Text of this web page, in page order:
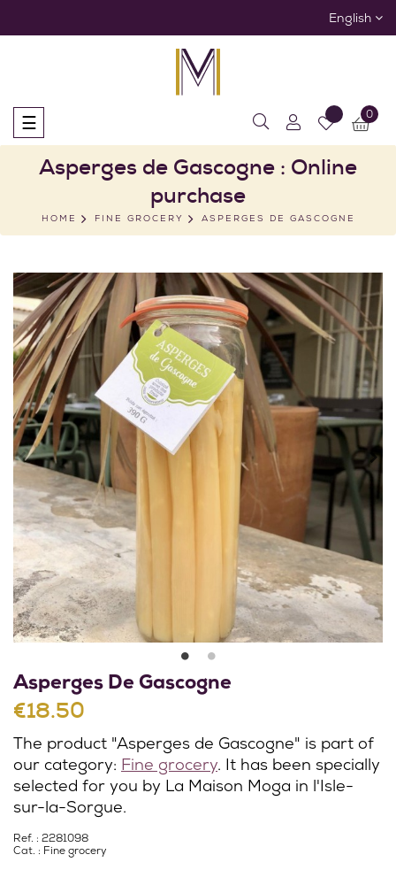
English
Toggle
navigation
☰ 0
Asperges de Gascogne : Online
purchase
HOME FINE GROCERY ASPERGES DE GASCOGNE
Asperges De Gascogne
€18.50
The product "Asperges de Gascogne" is part of
our category: Fine grocery. It has been specially
selected for you by La Maison Moga in l'Isle-
sur-la-Sorgue.
Ref. : 2281098
Cat. : Fine grocery